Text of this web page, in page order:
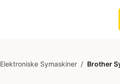
Elektroniske Symaskiner / Brother